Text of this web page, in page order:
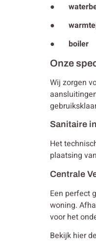
●
●
● boiler
Onze
Wij zorgen
Sanitaire
Het
plaatsing
Centrale
Een perfect
woning.
voor het
Bekijk hier